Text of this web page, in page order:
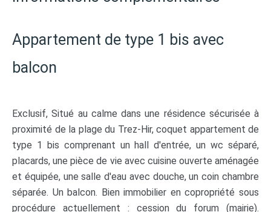
Appartement de type 1 bis avec
balcon
Exclusif, Situé au calme dans une résidence sécurisée à
proximité de la plage du Trez-Hir, coquet appartement de
type 1 bis comprenant un hall d'entrée, un wc séparé,
placards, une pièce de vie avec cuisine ouverte aménagée
et équipée, une salle d'eau avec douche, un coin chambre
séparée. Un balcon. Bien immobilier en copropriété sous
procédure actuellement : cession du forum (mairie).